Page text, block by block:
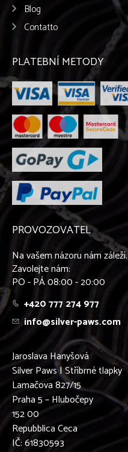
Blog
Contatto
PLATEBNÍ METODY
PROVOZOVATEL
Na vašem názoru nám záleží.
Zavolejte nám:
PO - PÁ 08:00 - 20:00
+420 777 274 977
info@silver-paws.com
Jaroslava Hanyšová
Silver Paws | Stříbrné tlapky
Lamačova 827/15
Praha 5 – Hlubočepy
152 00
Repubblica Ceca
IČ: 61830593